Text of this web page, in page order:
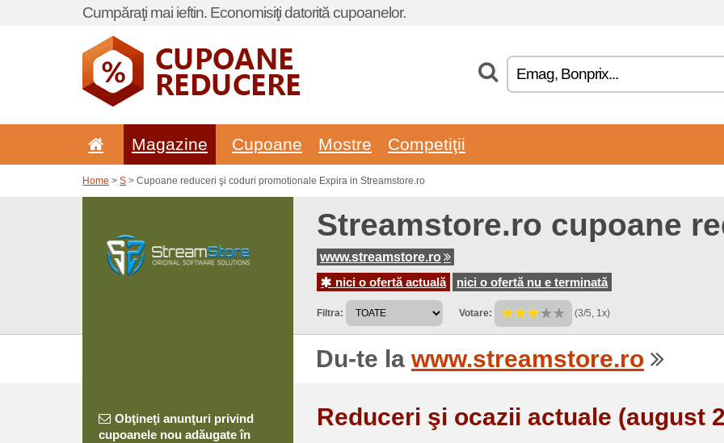
Cumpăraţi mai ieftin. Economisiţi datorită cupoanelor.
Magazine Cupoane Mostre Competiţii
Home > S > Cupoane reduceri şi coduri promotionale Expira in Streamstore.ro
Streamstore.ro cupoane
www.streamstore.ro
nici o ofertă actuală
nici o ofertă nu e terminată
Filtra: Votare: (3/5, 1x)
Du-te la www.streamstore.ro
Obţineţi anunţuri privind
cupoanele nou adăugate în
Reduceri şi ocazii actuale (august